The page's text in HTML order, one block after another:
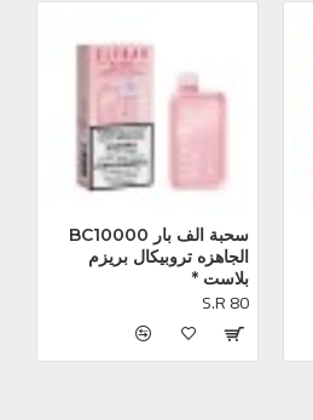
بلاست *
S.R 80